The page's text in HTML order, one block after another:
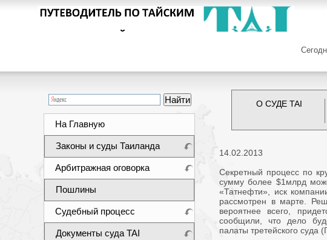
На Главную
Законы и суды Таиланда
Арбитражная оговорка
Пошлины
Судебный процесс
Документы суда TAI
О СУДЕ TAI
14.02.2013
Секретный процесс по
сумму более $1млрд
«Татнефти», иск
рассмотрен в марте.
вероятнее всего,
сообщили, что дело
палаты третейского суда